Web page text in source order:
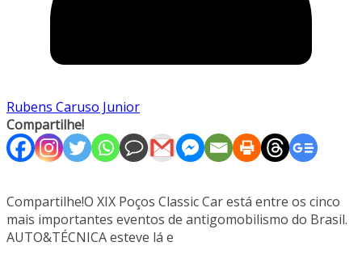
Rubens Caruso Junior
Compartilhe!
Compartilhe!O XIX Poços Classic Car está entre os cinco
mais importantes eventos de antigomobilismo do Brasil.
AUTO&TÉCNICA esteve lá e